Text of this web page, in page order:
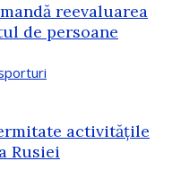
reevaluarea
de persoane
activitățile
Rusiei